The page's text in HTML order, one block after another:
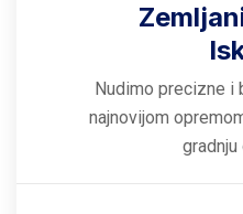
Nudimo precizne i
najnovijom
gradnju